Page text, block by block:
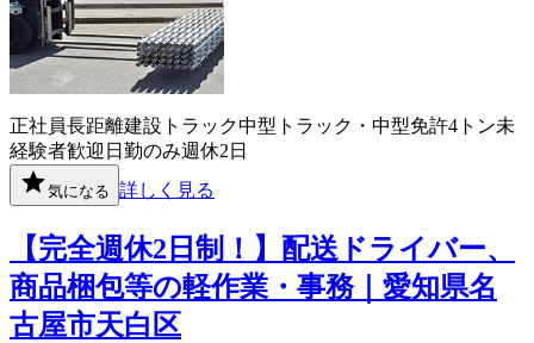
正社員長距離建設 トラック中型トラック・中型免許4トン未
経験者歓迎 日勤のみ週休2日
気になる 詳しく見る
【完全週休2日制！】配送ドライバー、
商品梱包等の軽作業・事務｜愛知県名
古屋市天白区